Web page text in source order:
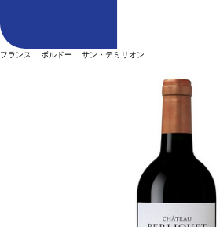
フランス ボルドー サン・テミリオン